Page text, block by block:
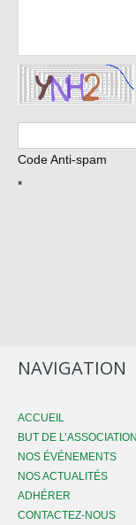
Code Anti-spam
*
NAVIGATION
ACCUEIL
BUT DE L’ASSOCIATION
NOS ÉVÉNEMENTS
NOS ACTUALITÉS
ADHÉRER
CONTACTEZ-NOUS